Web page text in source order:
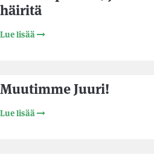
häiritä
Lue lisää
Muutimme Juuri!
Lue lisää